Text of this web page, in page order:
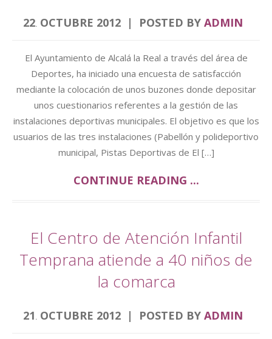
22. OCTUBRE 2012 POSTED BY ADMIN
El Ayuntamiento de Alcalá la Real a través del área de
Deportes, ha iniciado una encuesta de satisfacción
mediante la colocación de unos buzones donde depositar
unos cuestionarios referentes a la gestión de las
instalaciones deportivas municipales. El objetivo es que los
usuarios de las tres instalaciones (Pabellón y polideportivo
municipal, Pistas Deportivas de El […]
CONTINUE READING ...
El Centro de Atención Infantil
Temprana atiende a 40 niños de
la comarca
21 . OCTUBRE 2012 POSTED BY ADMIN